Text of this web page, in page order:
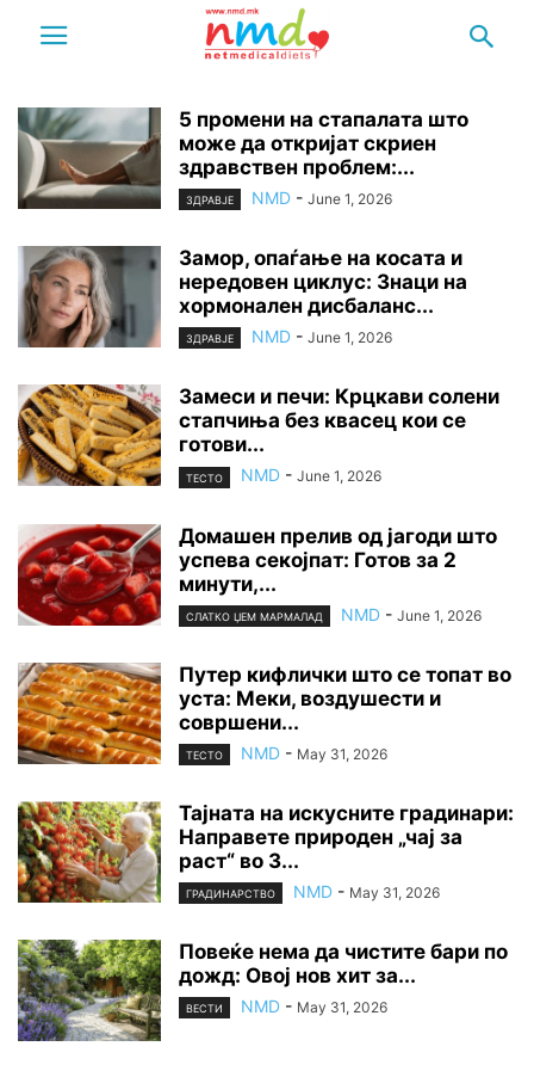
5 промени на стапалата што
може да откријат скриен
здравствен проблем:...
ЗДРАВЈЕ NMD - June 1, 2026
Замор, опаѓање на косата и
нередовен циклус: Знаци на
хормонален дисбаланс...
ЗДРАВЈЕ NMD - June 1, 2026
Замеси и печи: Крцкави солени
стапчиња без квасец кои се
готови...
ТЕСТО NMD - June 1, 2026
Домашен прелив од јагоди што
успева секојпат: Готов за 2
минути,...
СЛАТКО ЏЕМ МАРМАЛАД NMD - June 1, 2026
Путер кифлички што се топат во
уста: Меки, воздушести и
совршени...
ТЕСТО NMD - May 31, 2026
Тајната на искусните градинари:
Направете природен „чај за
раст“ во 3...
ГРАДИНАРСТВО NMD - May 31, 2026
Повеќе нема да чистите бари по
дожд: Овој нов хит за...
ВЕСТИ NMD - May 31, 2026